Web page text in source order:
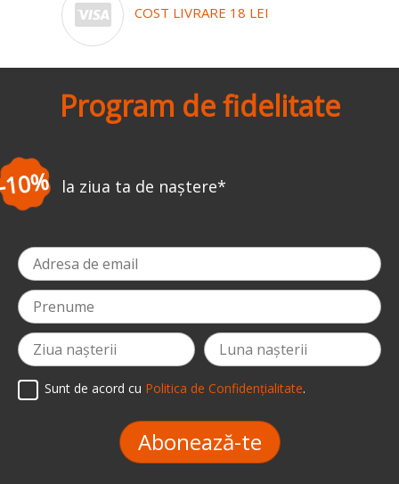
COST LIVRARE 18 LEI
Program de fidelitate
-3% la prima comandă
Sunt de acord cu Politica de Confidențialitate.
Abonează-te